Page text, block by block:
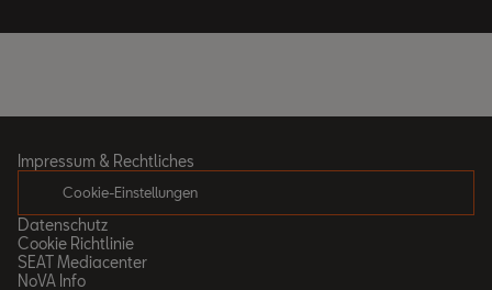
Impressum & Rechtliches
Cookie-Einstellungen
Datenschutz
Cookie Richtlinie
SEAT Mediacenter
NoVA Info